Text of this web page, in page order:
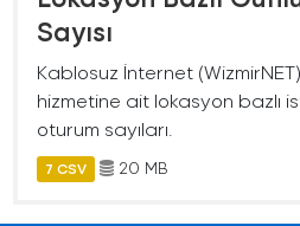
Sayısı
Kablosuz İnternet
hizmetine ait lokasyon bazlı
oturum sayıları.
7 CSV 20 MB